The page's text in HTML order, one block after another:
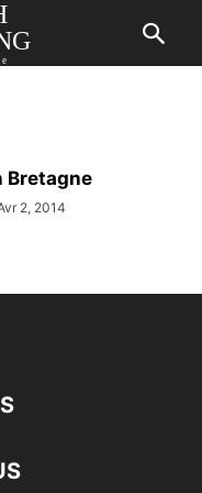
Bretagne
2, 2014